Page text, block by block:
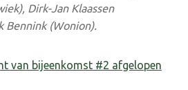
Dirk-Jan Klaassen
Bennink (Wonion).
van bijeenkomst #2 afgelopen